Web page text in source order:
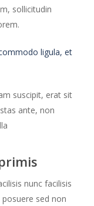
sollicitudin
ligula, et
suscipit, erat sit
ante, non
nunc facilisis
sed non